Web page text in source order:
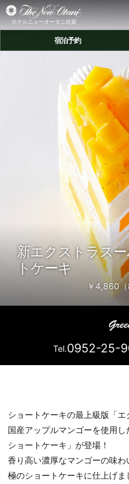
ホテルニューオータニ佐賀
宿泊予約
新エクストラス
トケーキ
￥4,860（
Tel.0952-25-
ショートケーキの最上級版「エ
国産アップルマンゴーを使用
ショートケーキ」が登場！
香り高い濃厚なマンゴーの味
極のショートケーキに仕上げま